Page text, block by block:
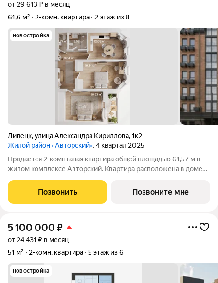
от 29 613 ₽ в месяц
61,6 м²
2-комн. квартира 2 этаж из 8
новостройка
Липецк,улица Александра Кириллова,1к2
Жилой район «Авторский», 4 квартал 2025
Продаётся 2-комнтаная квартира общей площадью 61,57 м в
жилом комплексе Авторский. Квартира расположена в доме
для семей с детьми или пожилых родителей. Жилая площадь
Позвонить Позвоните мне
5 100 000 ₽
от 24 431 ₽ в месяц
51 м²
2-комн. квартира 5 этаж из 6
новостройка